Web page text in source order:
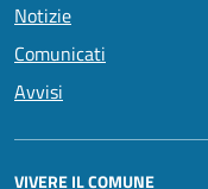
Notizie
Comunicati
Avvisi
VIVERE IL COMUNE